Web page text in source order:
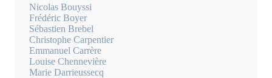
Nicolas Bouyssi
Frédéric Boyer
Sébastien Brebel
Christophe Carpentier
Emmanuel Carrère
Louise Chennevière
Marie Darrieussecq